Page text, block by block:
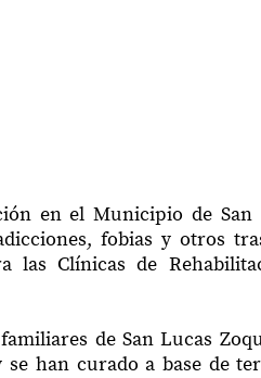
en el Municipio de San
fobias y otros
las Clínicas de
de San Lucas
han curado a base de